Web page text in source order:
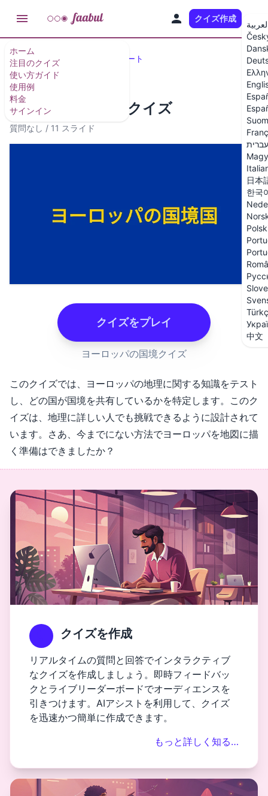
ホーム
注目のクイズ
使い方ガイド
使用例
料金
サインイン
クイズ作成
עברית
日本
한국
中文
注目のクイズとクイズテンプレート
ヨーロッパの国境クイズ
質問なし / 11 スライド
クイズをプレイ
ヨーロッパの国境クイズ
このクイズでは、ヨーロッパの地理に関する知識をテスト
し、どの国が国境を共有しているかを特定します。このク
イズは、地理に詳しい人でも挑戦できるように設計されて
います。さあ、今までにない方法でヨーロッパを地図に描
く準備はできましたか？
クイズを作成
リアルタイムの質問と回答でインタラクティブ
なクイズを作成しましょう。即時フィードバッ
クとライブリーダーボードでオーディエンスを
引きつけます。AIアシストを利用して、クイズ
を迅速かつ簡単に作成できます。
もっと詳しく知る…